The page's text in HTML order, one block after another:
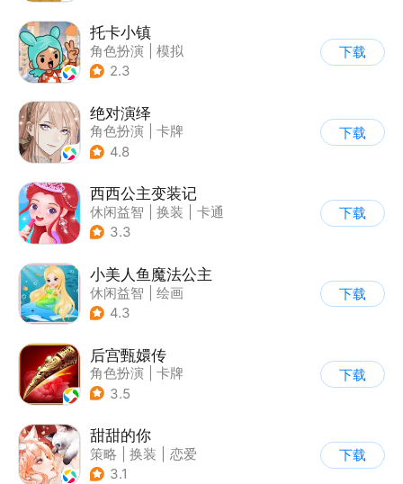
托卡小镇
角色扮演
模拟
| 儿童游戏
2.3
下载
绝对演绎
角色扮演
卡牌
| 演艺圈
4.8
下载
西西公主变装记
休闲益智 换装
卡通
3.3
下载
小美人鱼魔法公主
休闲益智
绘画
| 儿童游戏
4.3
下载
后宫甄嬛传
角色扮演
卡牌
| 架空历史
3.5
下载
甜甜的你
策略 换装
恋爱
| 乙女
3.1
下载